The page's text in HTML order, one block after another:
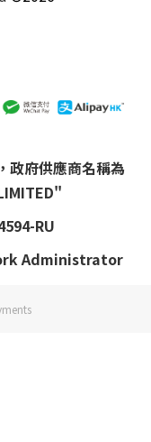
政府供應商名稱為
RU
Administrator